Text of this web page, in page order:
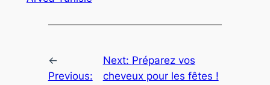
←
Previous:
Next: Préparez vos
cheveux pour les fêtes !